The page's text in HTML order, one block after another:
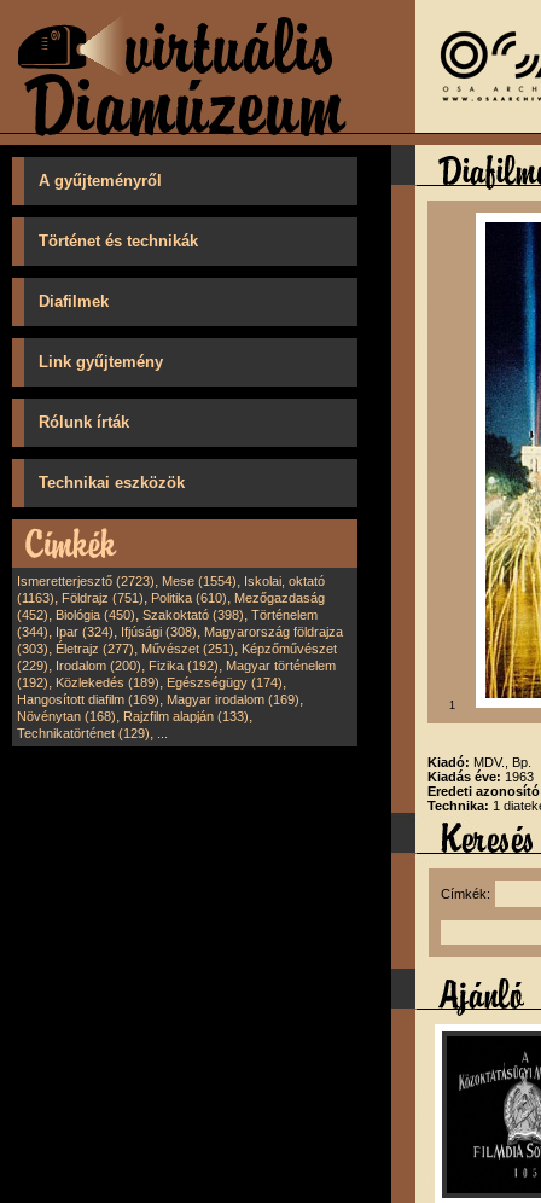
A gyűjteményről
Történet és technikák
Diafilmek
Link gyűjtemény
Rólunk írták
Technikai eszközök
Ismeretterjesztő (2723), Mese (1554), Iskolai, oktató
(1163), Földrajz (751), Politika (610), Mezőgazdaság
(452), Biológia (450), Szakoktató (398), Történelem
(344), Ipar (324), Ifjúsági (308), Magyarország földrajza
(303), Életrajz (277), Művészet (251), Képzőművészet
(229), Irodalom (200), Fizika (192), Magyar történelem
(192), Közlekedés (189), Egészségügy (174),
Hangosított diafilm (169), Magyar irodalom (169),
Növénytan (168), Rajzfilm alapján (133),
Technikatörténet (129),
1
Kiadó: MDV., Bp.
Kiadás éve: 1963
Eredeti
Technika: 1
Címkék: